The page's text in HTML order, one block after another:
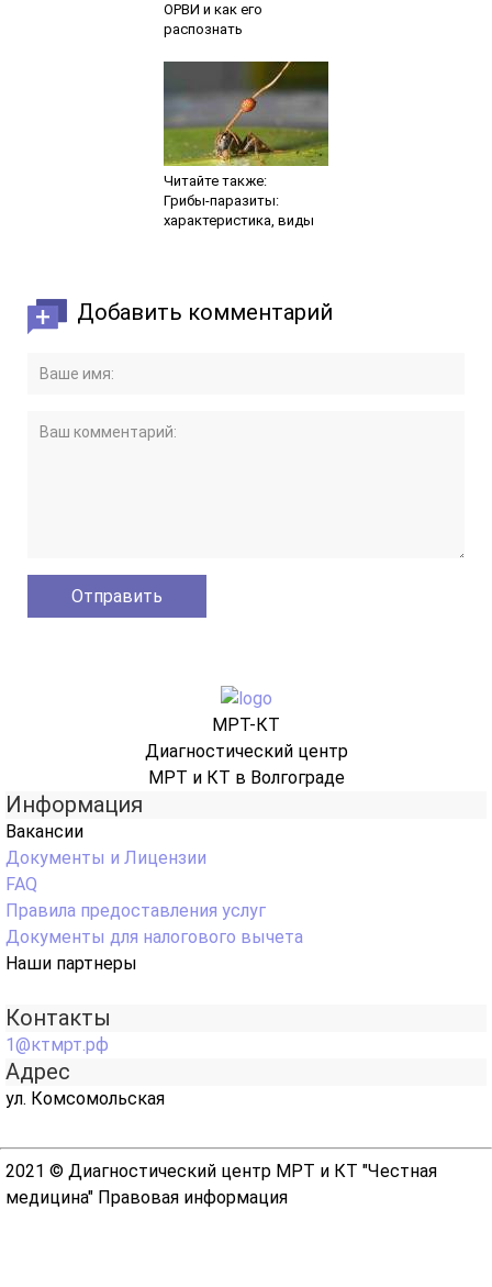
ОРВИ и как его
распознать
Читайте также:
Грибы-паразиты:
характеристика, виды
Добавить комментарий
МРТ-КТ
Диагностический центр
МРТ и КТ в Волгограде
Информация
Вакансии
Документы и Лицензии
FAQ
Правила предоставления услуг
Документы для налогового вычета
Наши партнеры
Контакты
1@ктмрт.рф
Адрес
ул. Комсомольская
2021 © Диагностический центр МРТ и КТ "Честная
медицина" Правовая информация